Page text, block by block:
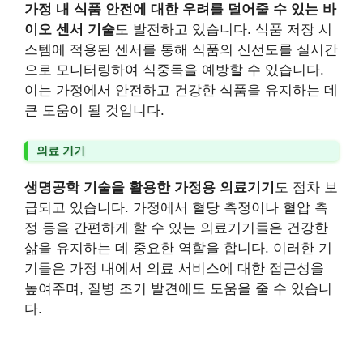
가정 내 식품 안전에 대한 우려를 덜어줄 수 있는 바
이오 센서 기술도 발전하고 있습니다. 식품 저장 시
스템에 적용된 센서를 통해 식품의 신선도를 실시간
으로 모니터링하여 식중독을 예방할 수 있습니다.
이는 가정에서 안전하고 건강한 식품을 유지하는 데
큰 도움이 될 것입니다.
의료 기기
생명공학 기술을 활용한 가정용 의료기기 도 점차 보
급되고 있습니다. 가정에서 혈당 측정이나 혈압 측
정 등을 간편하게 할 수 있는 의료기기들은 건강한
삶을 유지하는 데 중요한 역할을 합니다. 이러한 기
기들은 가정 내에서 의료 서비스에 대한 접근성을
높여주며, 질병 조기 발견에도 도움을 줄 수 있습니
다.